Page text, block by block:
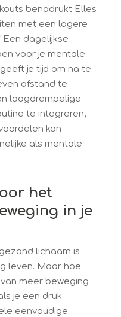
benadrukt Elles
met een lagere
dagelijkse
voor je mentale
je tijd om na te
afstand te
laagdrempelige
te integreren,
kan
als mentale
het
in je
lichaam is
leven. Maar hoe
meer beweging
je een druk
eenvoudige